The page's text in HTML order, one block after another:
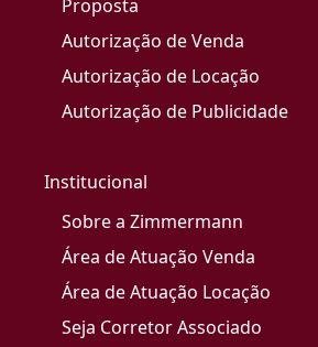
Proposta
Autorização de Venda
Autorização de Locação
Autorização de Publicidade
Institucional
Sobre a Zimmermann
Área de Atuação Venda
Área de Atuação Locação
Seja Corretor Associado